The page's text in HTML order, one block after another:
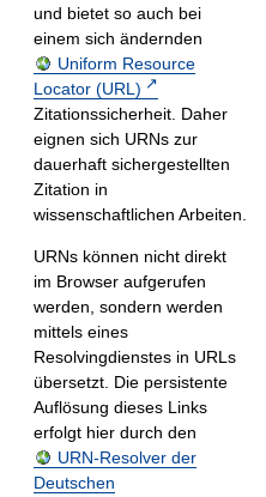
und bietet so auch bei
einem sich ändernden
Uniform Resource
Locator (URL)
Zitationssicherheit. Daher
eignen sich URNs zur
dauerhaft sichergestellten
Zitation in
wissenschaftlichen Arbeiten.
URNs können nicht direkt
im Browser aufgerufen
werden, sondern werden
mittels eines
Resolvingdienstes in URLs
übersetzt. Die persistente
Auflösung dieses Links
erfolgt hier durch den
URN-Resolver der
Deutschen